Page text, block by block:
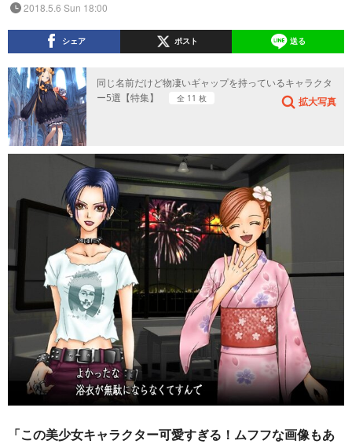
2018.5.6 Sun 18:00
シェア ポスト 送る
同じ名前だけど物凄いギャップを持っているキャラクタ
ー5選【特集】
全 11 枚 拡大写真
「この美少女キャラクター可愛すぎる！ムフフな画像もあ